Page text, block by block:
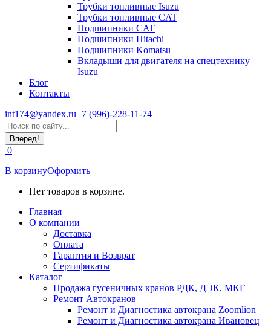
Трубки топливные Isuzu
Трубки топливные CAT
Подшипники CAT
Подшипники Hitachi
Подшипники Komatsu
Вкладыши для двигателя на спецтехнику
Isuzu
Блог
Контакты
int174@yandex.ru+7 (996)-228-11-74
Страница
WhatsApp
открывается
в
новом
окне
Поиск:
0
В корзинуОформить
Нет товаров в корзине.
Главная
О компании
Доставка
Оплата
Гарантия и Возврат
Сертификаты
Каталог
Продажа гусеничных кранов РДК, ДЭК, МКГ
Ремонт Автокранов
Ремонт и Диагностика автокрана Zoomlion
Ремонт и Диагностика автокрана Ивановец